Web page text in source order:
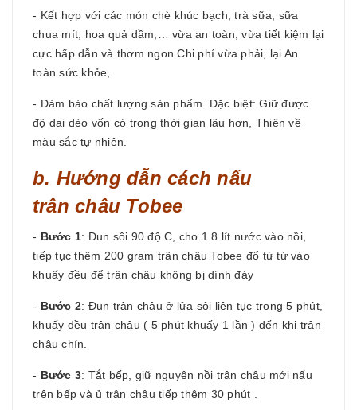
- Kết hợp với các món chè khúc bạch, trà sữa, sữa
chua mít, hoa quả dầm,… vừa an toàn, vừa tiết kiệm lại
cực hấp dẫn và thơm ngon.Chi phí vừa phải, lại An
toàn sức khỏe,
- Đảm bảo chất lượng sản phẩm. Đặc biệt: Giữ được
độ dai dẻo vốn có trong thời gian lâu hơn, Thiên về
màu sắc tự nhiên.
b. Hướng dẫn cách nấu
trân châu Tobee
- Bước 1: Đun sôi 90 độ C, cho 1.8 lít nước vào nồi,
tiếp tục thêm 200 gram trân châu Tobee đổ từ từ vào
khuấy đều để trân châu không bị dính đáy
- Bước 2: Đun trân châu ở lửa sôi liên tục trong 5 phút,
khuấy đều trân châu ( 5 phút khuấy 1 lần ) đến khi trận
châu chín.
- Bước 3: Tắt bếp, giữ nguyên nồi trân châu mới nấu
trên bếp và ủ trân châu tiếp thêm 30 phút .